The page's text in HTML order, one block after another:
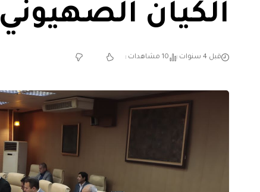
الكيان الصهيوني
قبل 4 سنوات 10 مشاهدات